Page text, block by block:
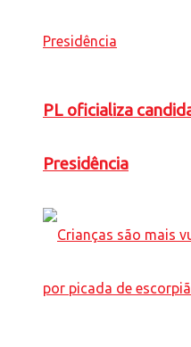
PL oficializa
Presidência